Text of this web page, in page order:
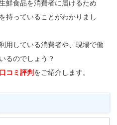
鮮食品を消費者に届けるため
持っていることがわかりまし
用している消費者や、現場で働
るのでしょう？
コミ評判 をご紹介します。